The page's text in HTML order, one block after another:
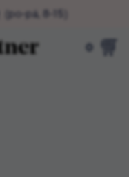
(po-pá, 8-15)
0